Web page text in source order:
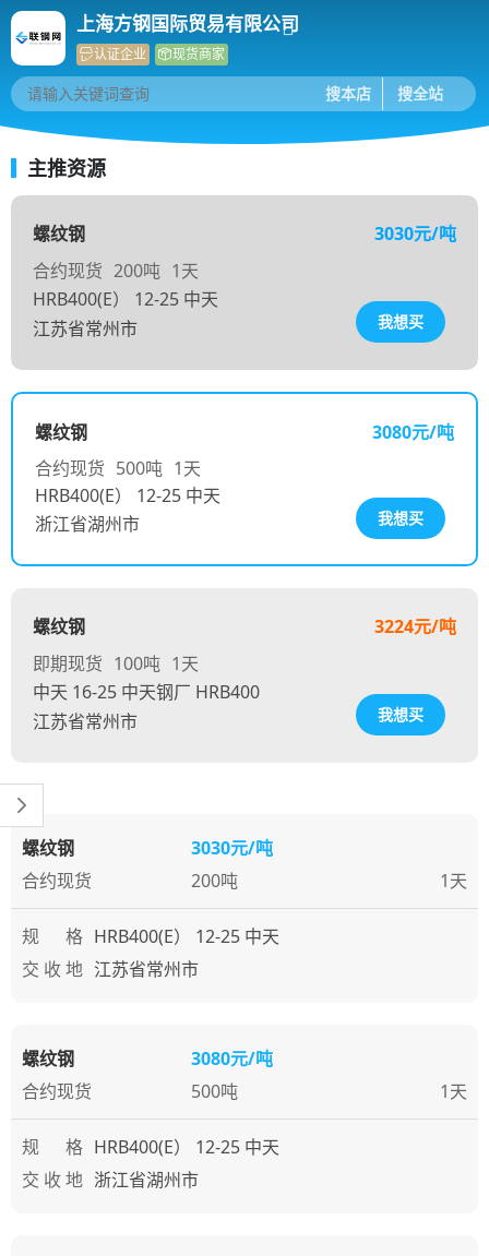
上海方钢国际贸易有限公司
认证企业 现货商家
主推资源
螺纹钢 3030元/吨
我想买
合约现货 200吨 1天
HRB400(E） 12-25 中天
江苏省常州市
螺纹钢 3080元/吨
我想买
合约现货 500吨 1天
HRB400(E） 12-25 中天
浙江省湖州市
螺纹钢 3224元/吨
我想买
即期现货 100吨 1天
中天 16-25 中天钢厂 HRB400
江苏省常州市
螺纹钢
3030元/吨
合约现货
200吨 1天
规 格 HRB400(E） 12-25 中天
交 收 地 江苏省常州市
螺纹钢
3080元/吨
合约现货
500吨 1天
规 格 HRB400(E） 12-25 中天
交 收 地 浙江省湖州市